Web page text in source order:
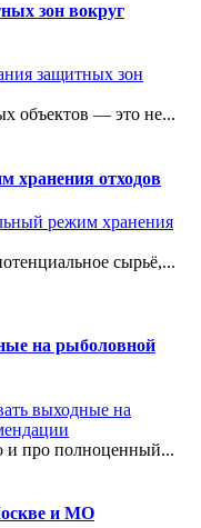
зон вокруг
объектов — это не...
хранения отходов
сырьё,...
на рыболовной
и про полноценный...
и МО